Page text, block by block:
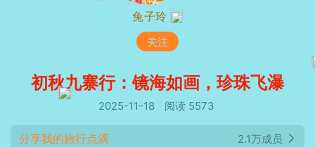
兔子玲
关注
初秋九寨行：镜海如画，珍珠飞瀑
2025-11-18 阅读 5573
分享我的旅行点滴 2.1万成员